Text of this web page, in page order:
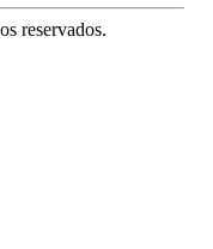
reservados.